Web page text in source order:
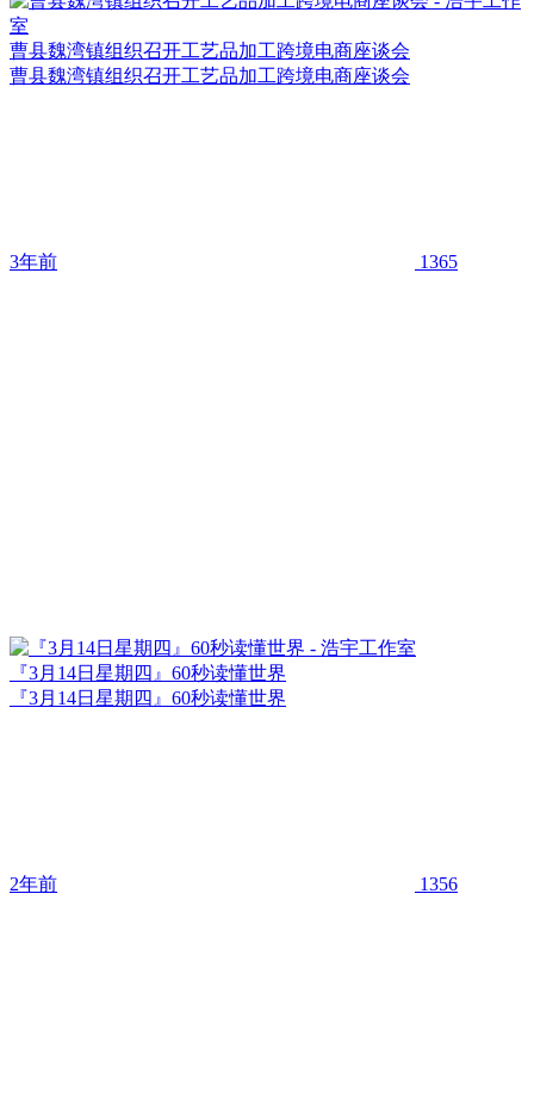
曹县魏湾镇组织召开工艺品加工跨境电商座谈会
曹县魏湾镇组织召开工艺品加工跨境电商座谈会
3年前 1365
『3月14日星期四』60秒读懂世界
『3月14日星期四』60秒读懂世界
2年前 1356